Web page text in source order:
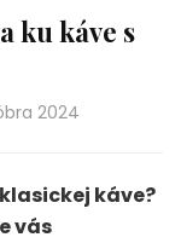
ku káve s
2024
káve?
vás